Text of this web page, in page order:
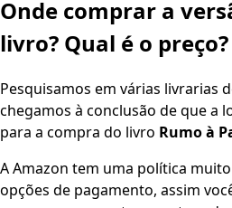
Onde comprar a
livro? Qual é o preço?
Pesquisamos em várias livrarias
chegamos à conclusão de que a
para a compra do livro Rumo à
A Amazon tem uma política
opções de pagamento, assim